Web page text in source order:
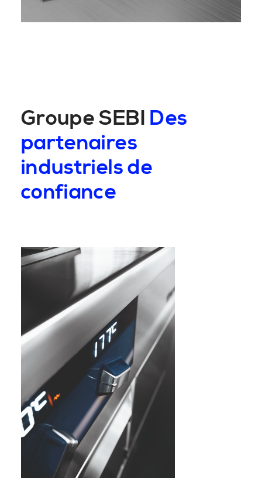
Groupe SEBI Des
partenaires
industriels de
confiance